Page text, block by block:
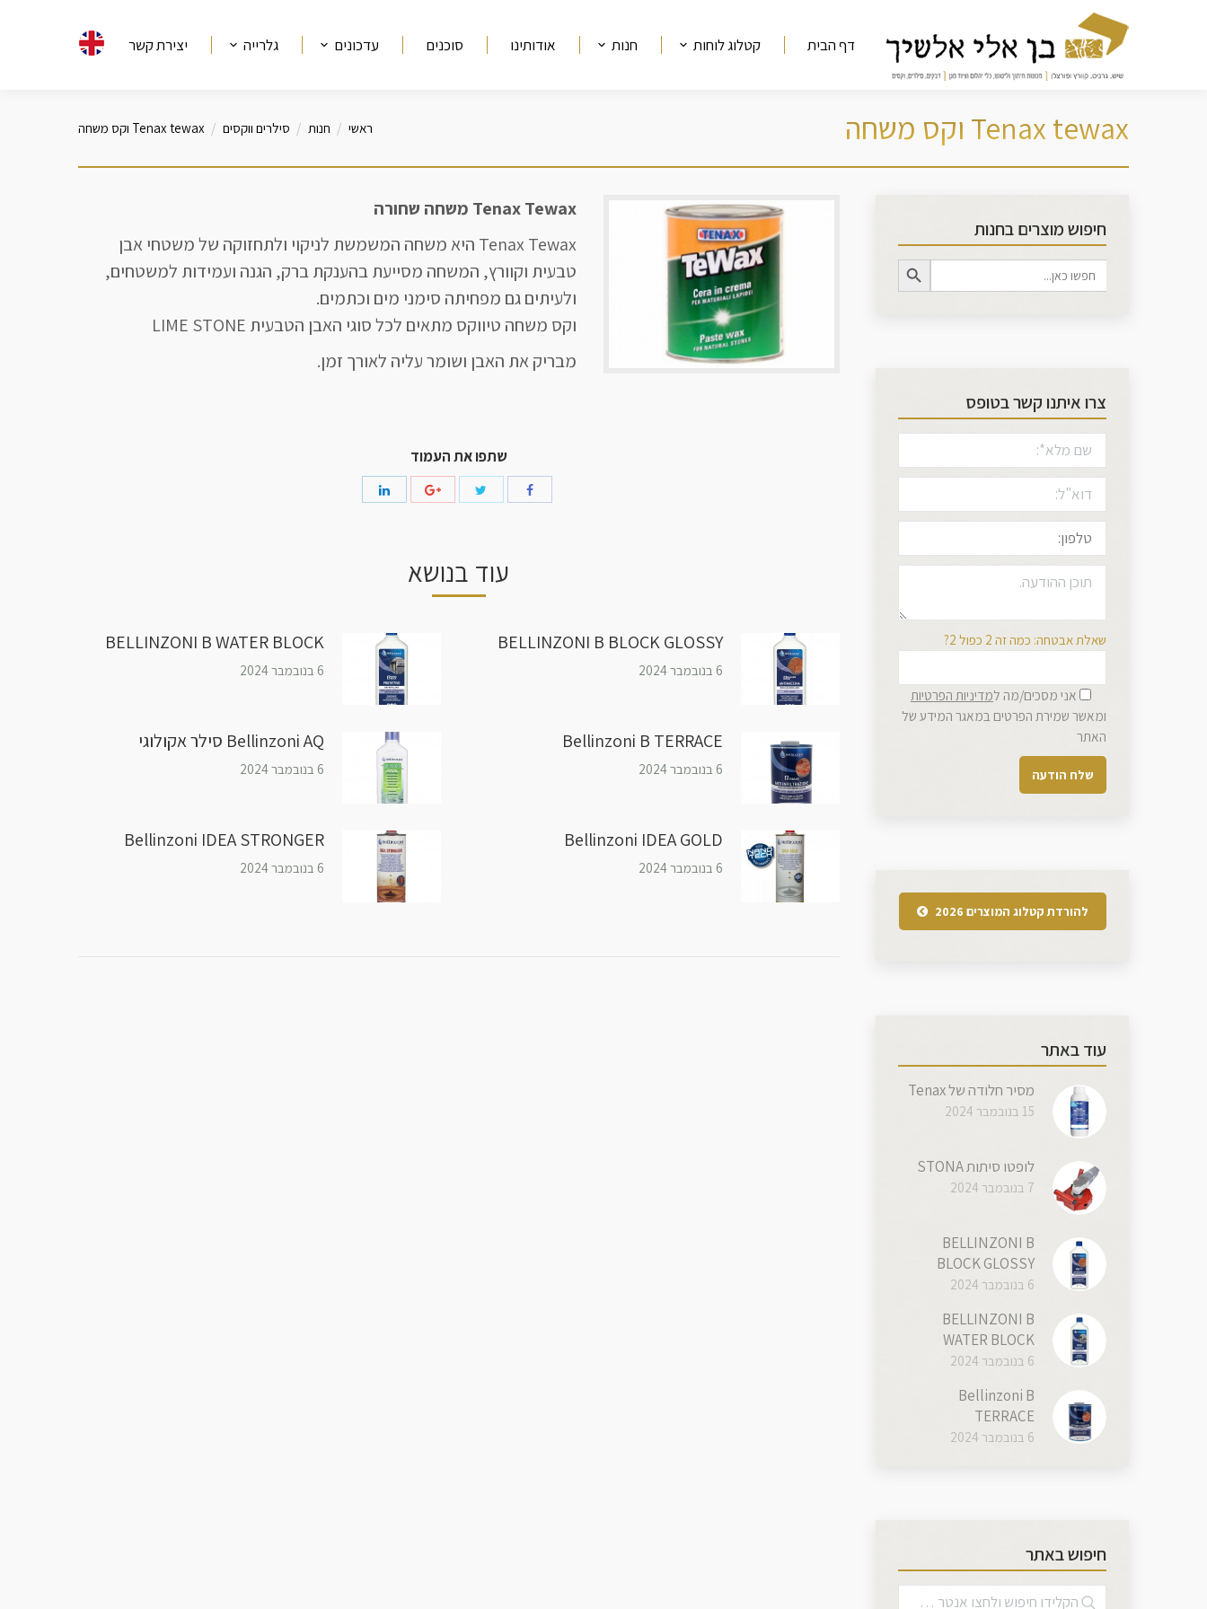
דף הבית קטלוג לוחות חנות אודותינו סוכנים עדכונים גלרייה יצירת קשר
Tenax tewax וקס משחה ראשי חנות סילרים ווקסים Tenax tewax וקס משחה
Tenax ⁠⁠Tewax משחה שחורה
Tenax Tewax היא משחה המשמשת לניקוי ולתחזוקה של משטחי אבן
טבעית וקוורץ, המשחה מסייעת בהענקת ברק, הגנה ועמידות למשטחים,
ולעיתים גם מפחיתה סימני מים וכתמים.
וקס משחה טיווקס מתאים לכל סוגי האבן הטבעית LIME STONE
מבריק את האבן ושומר עליה לאורך זמן.
שתפו את העמוד
עוד בנושא
BELLINZONI B BLOCK GLOSSY
6 בנובמבר 2024
BELLINZONI B WATER BLOCK
6 בנובמבר 2024
Bellinzoni B TERRACE
6 בנובמבר 2024
Bellinzoni AQ סילר אקולוגי
6 בנובמבר 2024
Bellinzoni IDEA GOLD
6 בנובמבר 2024
Bellinzoni IDEA STRONGER
6 בנובמבר 2024
חיפוש מוצרים בחנות
Search
for:
Search Button
צרו איתנו קשר בטופס
שאלת אבטחה: כמה זה 2 כפול 2?
אני מסכים/מה למדיניות הפרטיות
ומאשר שמירת הפרטים במאגר המידע של
האתר
להורדת קטלוג המוצרים 2026
עוד באתר
מסיר חלודה של Tenax
15 בנובמבר 2024
לופטו סיתות STONA
7 בנובמבר 2024
BELLINZONI B
BLOCK GLOSSY
6 בנובמבר 2024
BELLINZONI B
WATER BLOCK
6 בנובמבר 2024
Bellinzoni B
TERRACE
6 בנובמבר 2024
חיפוש באתר